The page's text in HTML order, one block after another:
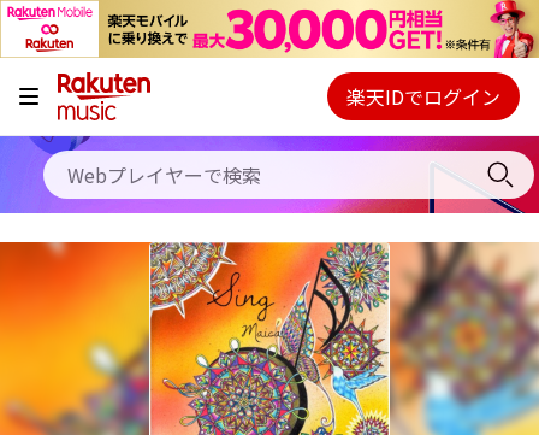
キャンペーン
料金プラン
使い方
初回30日間無料お試し
Webプレイヤー
ご契約内容の確認・変更
楽天IDでログイン